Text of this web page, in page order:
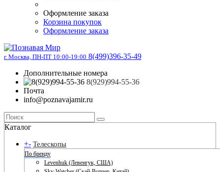
Оформление заказа
Корзина покупок
Оформление заказа
г. Москва, ПН-ПТ 10:00-19:00 8(499)396-35-49
Дополнительные номера
8(929)994-55-36
Почта
info@poznavajamir.ru
Каталог
+- Телескопы
По бренду
Levenhuk (Левенгук, США)